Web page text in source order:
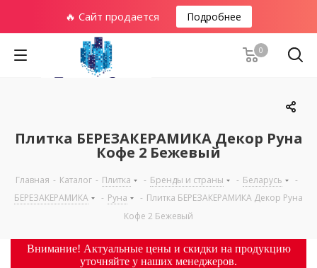
🔥 Сайт продается Подробнее
0
Плитка БЕРЕЗАКЕРАМИКА Декор Руна
Кофе 2 Бежевый
Главная - Каталог - Плитка - Бренды и страны - Беларусь
-
БЕРЕЗАКЕРАМИКА
- Руна - Плитка БЕРЕЗАКЕРАМИКА Декор Руна
Кофе 2 Бежевый
Внимание! Актуальные цены и скидки на продукцию
уточняйте у наших менеджеров.